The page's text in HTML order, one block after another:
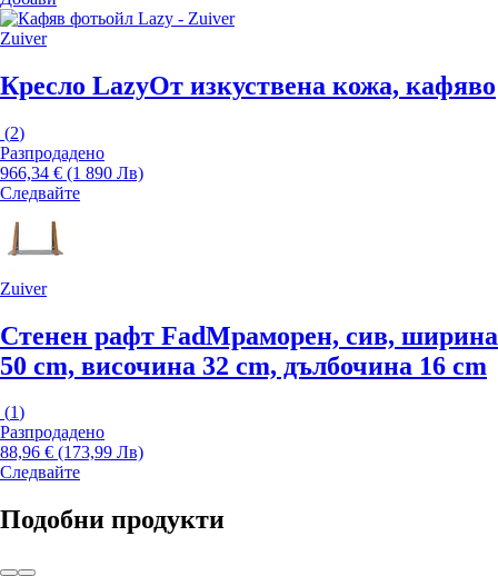
Zuiver
Кресло LazyОт изкуствена кожа, кафяво
(2)
Разпродадено
966,34 € (1 890 Лв)
Следвайте
Zuiver
Стенен рафт FadМраморен, сив, ширина
50 cm, височина 32 cm, дълбочина 16 cm
(1)
Разпродадено
88,96 € (173,99 Лв)
Следвайте
Подобни продукти